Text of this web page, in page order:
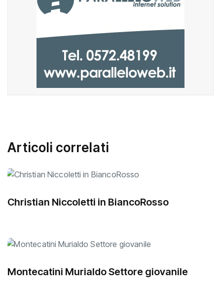
Articoli correlati
Christian Niccoletti in BiancoRosso
Montecatini Murialdo Settore giovanile